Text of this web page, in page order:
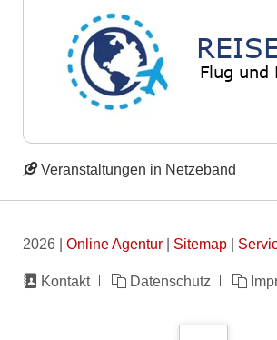
Veranstaltungen in Netzeband
2026 | Online Agentur| Sitemap|
Navigation
Kontakt Datenschutz